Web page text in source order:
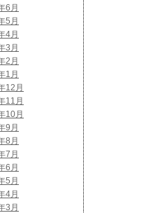
6月
5月
4月
3月
2月
1月
12月
11月
10月
9月
8月
7月
6月
5月
4月
3月